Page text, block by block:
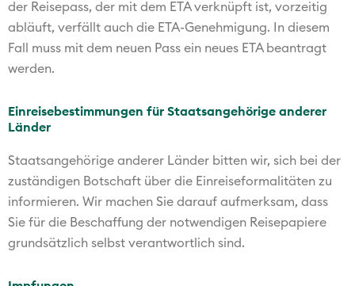
der Reisepass, der mit dem ETA verknüpft ist, vorzeitig
abläuft, verfällt auch die ETA-Genehmigung. In diesem
Fall muss mit dem neuen Pass ein neues ETA beantragt
werden.
Einreisebestimmungen für Staatsangehörige anderer
Länder
Staatsangehörige anderer Länder bitten wir, sich bei der
zuständigen Botschaft über die Einreiseformalitäten zu
informieren. Wir machen Sie darauf aufmerksam, dass
Sie für die Beschaffung der notwendigen Reisepapiere
grundsätzlich selbst verantwortlich sind.